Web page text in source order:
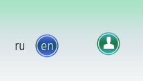
ru en